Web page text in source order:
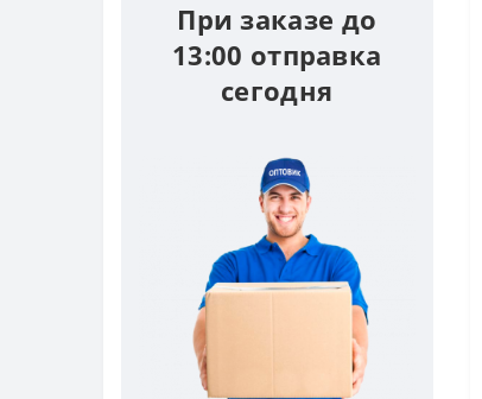
При заказе до
13:00 отправка
сегодня